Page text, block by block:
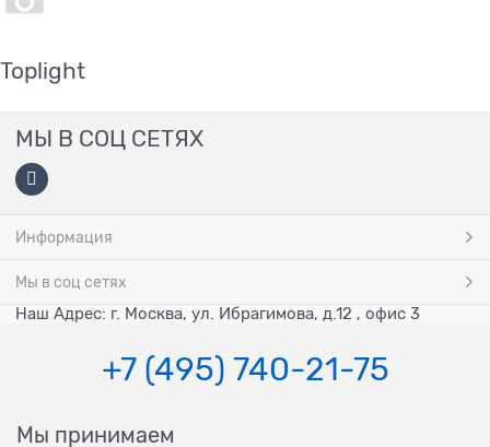
Toplight
МЫ В СОЦ СЕТЯХ
Информация
Мы в соц сетях
Наш Адрес: г. Москва, ул. Ибрагимова, д.12 , офис 3
+7 (495) 740-21-75
Мы принимаем